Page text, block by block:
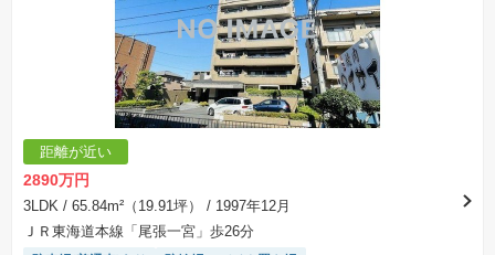
距離が近い
2890万円
3LDK / 65.84m²（19.91坪）
/ 1997年12月
ＪＲ東海道本線「尾張一宮」歩26分